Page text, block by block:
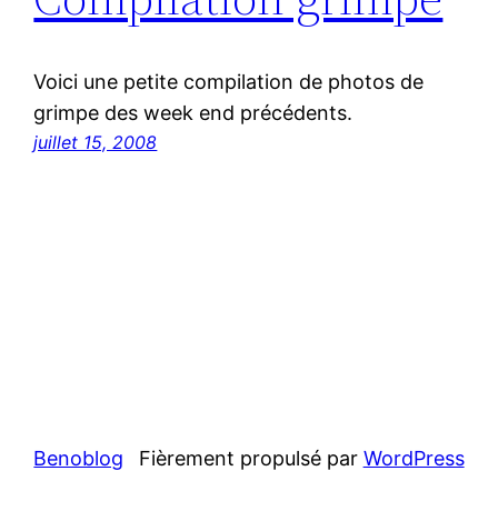
Voici une petite compilation de photos de
grimpe des week end précédents.
juillet 15, 2008
Benoblog Fièrement propulsé par WordPress